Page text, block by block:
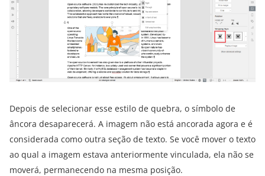
Depois de selecionar esse estilo de quebra, o símbolo de
âncora desaparecerá. A imagem não está ancorada agora e é
considerada como outra seção de texto. Se você mover o texto
ao qual a imagem estava anteriormente vinculada, ela não se
moverá, permanecendo na mesma posição.